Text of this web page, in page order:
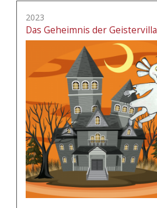
2023
Das Geheimnis der Geistervilla